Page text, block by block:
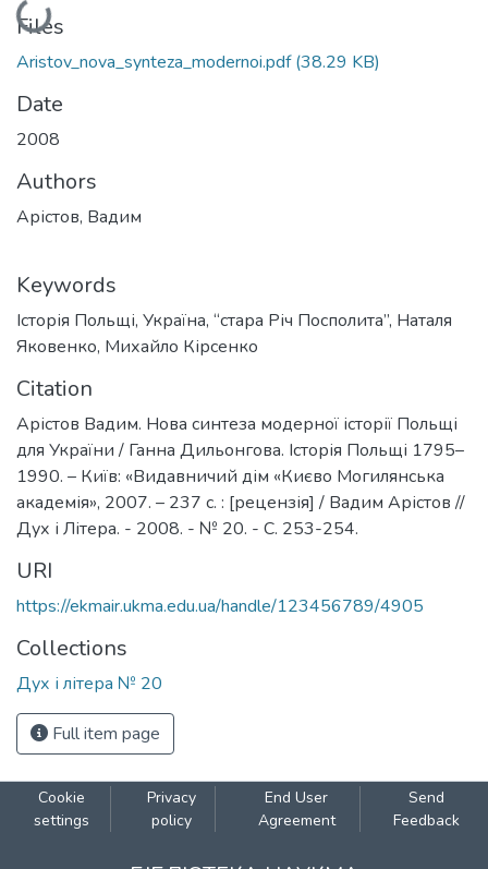
Files
Aristov_nova_synteza_modernoi.pdf(38.29 KB)
Date
2008
Authors
Арістов, Вадим
Keywords
Історія Польщі, Україна, “стара Річ Посполита”, Наталя
Яковенко, Михайло Кірсенко
Citation
Арістов Вадим. Нова синтеза модерної історії Польщі
для України / Ганна Дильонгова. Історія Польщі 1795–
1990. – Київ: «Видавничий дім «Києво Могилянська
академія», 2007. – 237 с. : [рецензія] / Вадим Арістов //
Дух і Літера. - 2008. - № 20. - С. 253-254.
URI
https://ekmair.ukma.edu.ua/handle/123456789/4905
Collections
Дух і літера № 20
Full item page
Cookie
settings
Privacy
policy
End User
Agreement
Send
Feedback